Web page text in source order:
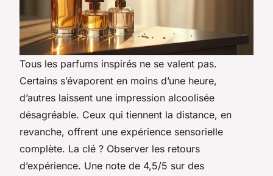
Tous les parfums inspirés ne se valent pas.
Certains s’évaporent en moins d’une heure,
d’autres laissent une impression alcoolisée
désagréable. Ceux qui tiennent la distance, en
revanche, offrent une expérience sensorielle
complète. La clé ? Observer les retours
d’expérience. Une note de 4,5/5 sur des